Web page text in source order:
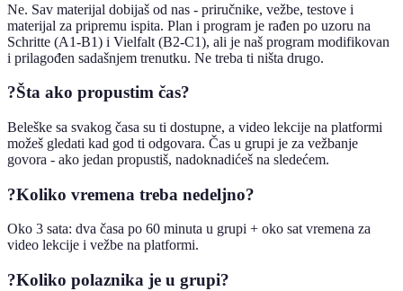
Ne. Sav materijal dobijaš od nas - priručnike, vežbe, testove i
materijal za pripremu ispita. Plan i program je rađen po uzoru na
Schritte (A1-B1) i Vielfalt (B2-C1), ali je naš program modifikovan
i prilagođen sadašnjem trenutku. Ne treba ti ništa drugo.
?Šta ako propustim čas?
Beleške sa svakog časa su ti dostupne, a video lekcije na platformi
možeš gledati kad god ti odgovara. Čas u grupi je za vežbanje
govora - ako jedan propustiš, nadoknadićeš na sledećem.
?Koliko vremena treba nedeljno?
Oko 3 sata: dva časa po 60 minuta u grupi + oko sat vremena za
video lekcije i vežbe na platformi.
?Koliko polaznika je u grupi?